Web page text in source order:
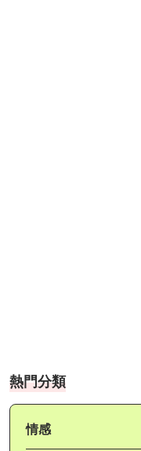
熱門分類
情感